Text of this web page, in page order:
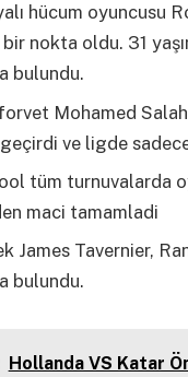
hücum oyuncusu
nokta oldu. 31
bulundu.
forvet Mohamed
ve ligde
tüm turnuvalarda
maci tamamladi
James Tavernier,
bulundu.
Hollanda VS Katar